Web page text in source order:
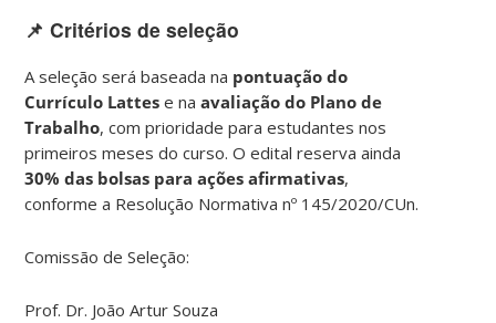
📌 Critérios de seleção
A seleção será baseada na pontuação do
Currículo Lattes e naavaliação do Plano de
Trabalho, com prioridade para estudantes nos
primeiros meses do curso. O edital reserva ainda
30% das bolsas para ações afirmativas,
conforme a Resolução Normativa nº 145/2020/CUn.
Comissão de Seleção:
Prof. Dr. João Artur Souza